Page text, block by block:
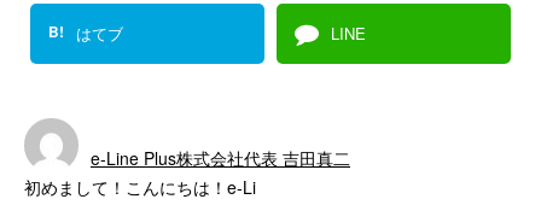
B! はてブ LINE
e-Line Plus株式会社代表 吉田真二
初めまして！こんにちは！e-Li